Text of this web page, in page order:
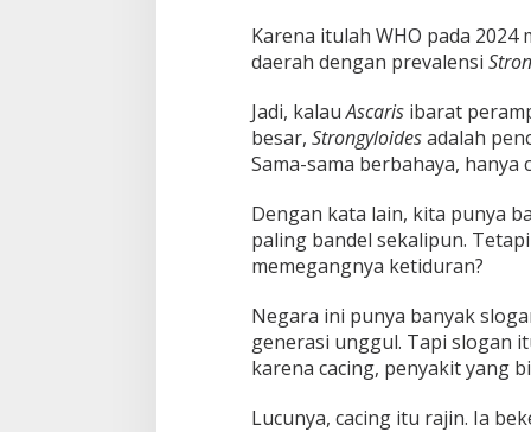
Karena itulah WHO pada
daerah dengan prevalensi
Jadi, kalauAscarisibarat
besar, Strongyloidesadalah
Sama-sama berbahaya,
Dengan kata lain, kita punya
paling bandel sekalipun.
memegangnya ketiduran?
Negara ini punya banyak
generasi unggul. Tapi slogan
karena cacing, penyakit yang
Lucunya, cacing itu rajin. Ia